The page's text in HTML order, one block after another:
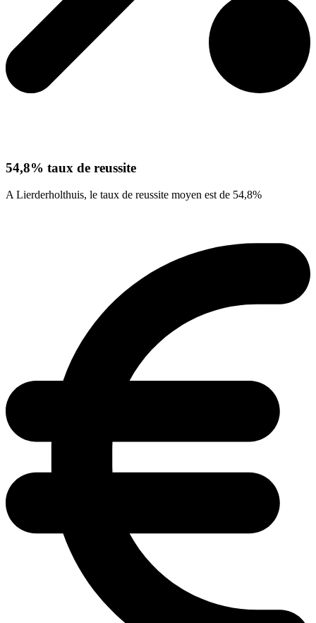
54,8% taux de reussite
A Lierderholthuis, le taux de reussite moyen est de 54,8%